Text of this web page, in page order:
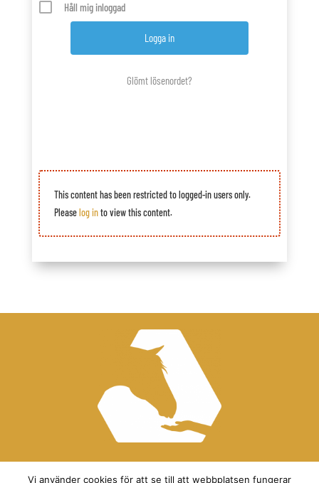
Håll mig inloggad
Glömt lösenordet?
This content has been restricted to logged-in users only.
Pleaselog into view this content.
Vi använder cookies för att se till att webbplatsen fungerar